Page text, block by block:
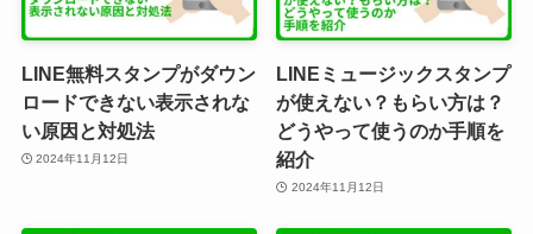
LINE無料スタンプがダウン
ロードできない表示されな
い原因と対処法
2024年11月12日
LINEミュージックスタンプ
が使えない？もらい方は？
どうやって使うのか手順を
紹介
2024年11月12日